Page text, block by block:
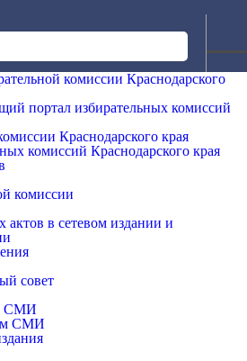
комиссии Краснодарского
портал избирательных комиссий
Краснодарского края
комиссий Краснодарского края
комиссии
в сетевом издании и
совет
СМИ
СМИ